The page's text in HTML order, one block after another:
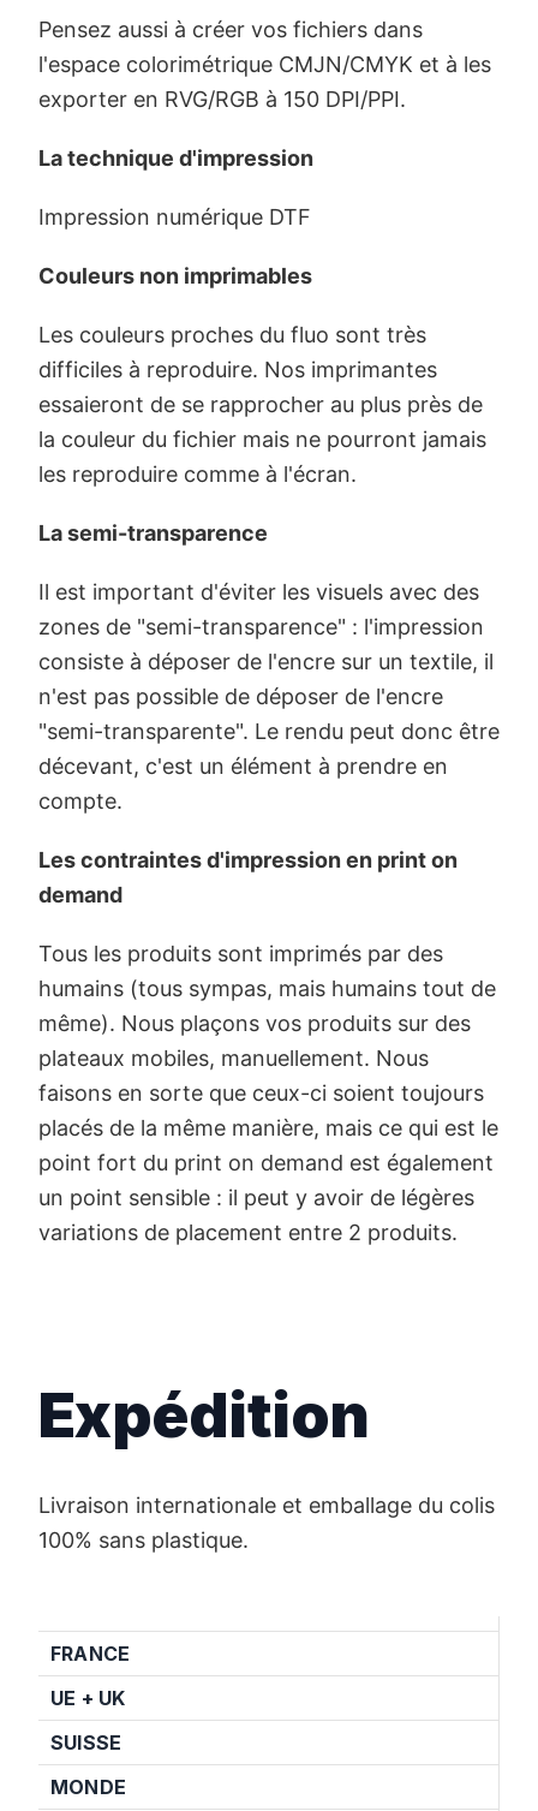
Pensez aussi à créer vos fichiers dans
l'espace colorimétrique CMJN/CMYK et à les
exporter en RVG/RGB à 150 DPI/PPI.
La technique d'impression
Impression numérique DTF
Couleurs non imprimables
Les couleurs proches du fluo sont très
difficiles à reproduire. Nos imprimantes
essaieront de se rapprocher au plus près de
la couleur du fichier mais ne pourront jamais
les reproduire comme à l'écran.
La semi-transparence
Il est important d'éviter les visuels avec des
zones de "semi-transparence" : l'impression
consiste à déposer de l'encre sur un textile, il
n'est pas possible de déposer de l'encre
"semi-transparente". Le rendu peut donc être
décevant, c'est un élément à prendre en
compte.
Les contraintes d'impression en print on
demand
Tous les produits sont imprimés par des
humains (tous sympas, mais humains tout de
même). Nous plaçons vos produits sur des
plateaux mobiles, manuellement. Nous
faisons en sorte que ceux-ci soient toujours
placés de la même manière, mais ce qui est le
point fort du print on demand est également
un point sensible : il peut y avoir de légères
variations de placement entre 2 produits.
Expédition
Livraison internationale et emballage du colis
100% sans plastique.
FRANCE
UE + UK
SUISSE
MONDE